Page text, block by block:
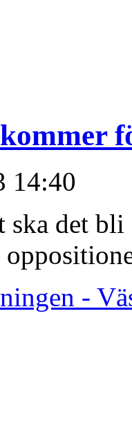
14:40
ska det
-